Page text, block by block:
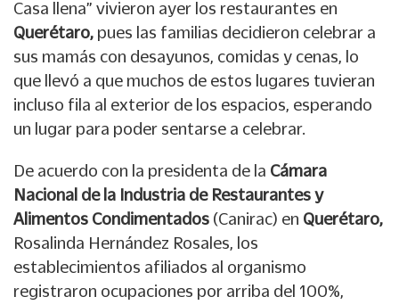
Casa llena” vivieron ayer los restaurantes en
Querétaro, pues las familias decidieron celebrar a
sus mamás con desayunos, comidas y cenas, lo
que llevó a que muchos de estos lugares tuvieran
incluso fila al exterior de los espacios, esperando
un lugar para poder sentarse a celebrar.
De acuerdo con la presidenta de la Cámara
Nacional de la Industria de Restaurantes y
Alimentos Condimentados (Canirac) en Querétaro,
Rosalinda Hernández Rosales, los
establecimientos afiliados al organismo
registraron ocupaciones por arriba del 100%,